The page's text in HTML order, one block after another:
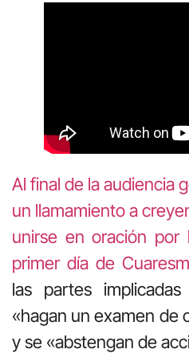
Al final de la audiencia
un llamamiento a
unirse en oración por
primer día de
las partes
«hagan un examen de
y se «abstengan de